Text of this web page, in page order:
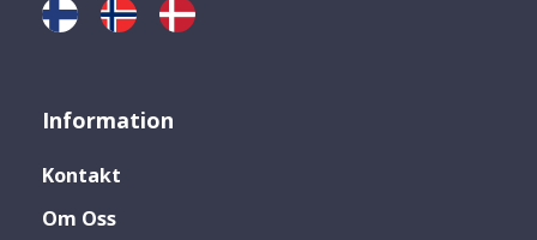
Information
Kontakt
Om Oss